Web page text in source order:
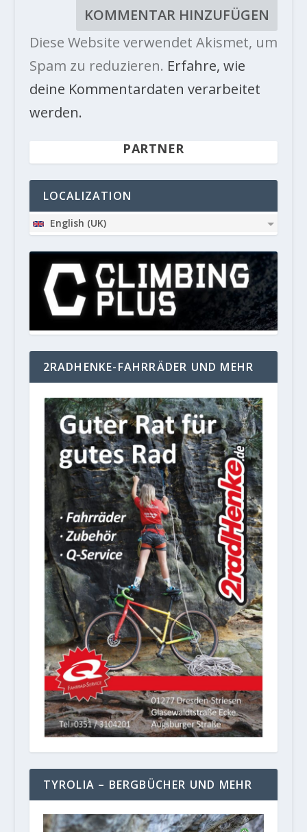
Diese Website verwendet Akismet, um
Spam zu reduzieren. Erfahre, wie
deine Kommentardaten verarbeitet
werden.
PARTNER
LOCALIZATION
English (UK)
2RADHENKE-FAHRRÄDER UND MEHR
TYROLIA – BERGBÜCHER UND MEHR